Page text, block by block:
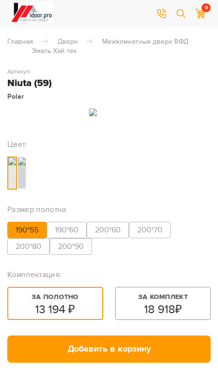
0
Главная Двери
Межкомнатные двери ВФД
Эмаль Хай тек
Niuta (59)
Артикул:
Polar
Цвет:
Размер полотна:
190*55 190*60 200*60
200*70
200*80
200*90
Комплектация:
ЗА ПОЛОТНО
13 194 ₽
ЗА КОМПЛЕКТ
18 918₽
Добавить в корзину